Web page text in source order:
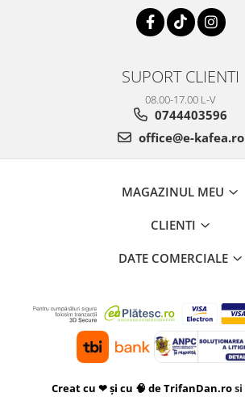
SUPORT CLIENTI
08.00-17.00 L-V
0744403596
office@e-kafea.ro
MAGAZINUL MEU
CLIENTI
DATE COMERCIALE
Creat cu ❤ și cu 🧠 de TrifanDan.rosi